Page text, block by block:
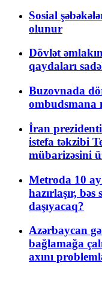
Sosial
olunur
Dövlət
qaydaları
Buzovnada
ombudsmana
İran
istefa təkzibi
mübarizəsini
Metroda 10
hazırlaşır,
daşıyacaq?
Azərbaycan
bağlamağa
axını